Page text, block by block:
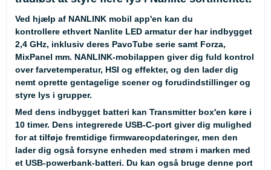
Ved hjælp af NANLINK mobil app'en kan du
kontrollere ethvert Nanlite LED armatur der har indbygget
2,4 GHz, inklusiv deres PavoTube serie samt Forza,
MixPanel mm. NANLINK-mobilappen giver dig fuld kontrol
over farvetemperatur, HSI og effekter, og den lader dig
nemt oprette gentagelige scener og forudindstillinger og
styre lys i grupper.
Med dens indbygget batteri kan Transmitter box'en køre i
10 timer. Dens integrerede USB-C-port giver dig mulighed
for at tilføje fremtidige firmwareopdateringer, men den
lader dig også forsyne enheden med strøm i marken med
et USB-powerbank-batteri. Du kan også bruge denne port